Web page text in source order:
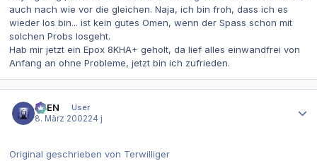
auch nach wie vor die gleichen. Naja, ich bin froh, dass ich es
wieder los bin... ist kein gutes Omen, wenn der Spass schon mit
solchen Probs losgeht.
Hab mir jetzt ein Epox 8KHA+ geholt, da lief alles einwandfrei von
Anfang an ohne Probleme, jetzt bin ich zufrieden.
AVEN
User
8. März 200224 j
Original geschrieben von Terwilliger